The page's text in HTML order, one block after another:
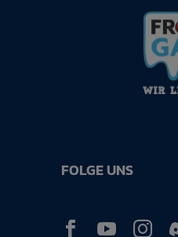
FOLGE UNS
  